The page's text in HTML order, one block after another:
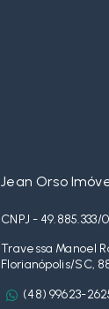
Jean Orso
CNPJ - 49.885.333/
Travessa Manoel
Florianópolis/SC,
(48) 99623-